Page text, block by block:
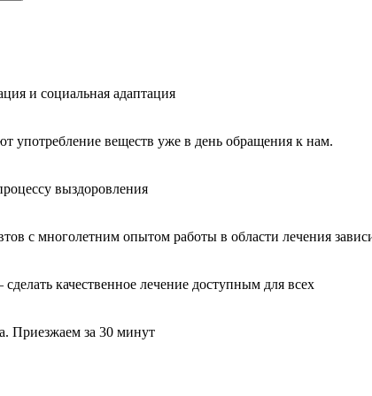
и социальная адаптация
веществ уже в день обращения к нам.
выздоровления
с многолетним опытом работы в области лечения
качественное лечение доступным для всех
Приезжаем за 30 минут